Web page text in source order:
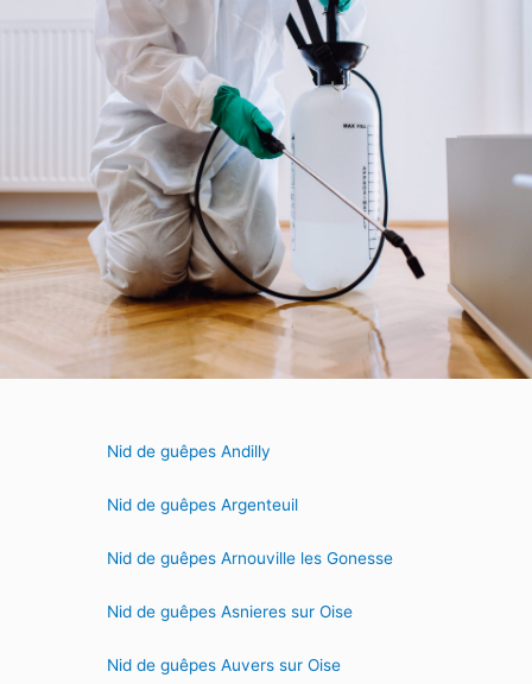
Nid de guêpes Andilly
Nid de guêpes Argenteuil
Nid de guêpes Arnouville les Gonesse
Nid de guêpes Asnieres sur Oise
Nid de guêpes Auvers sur Oise